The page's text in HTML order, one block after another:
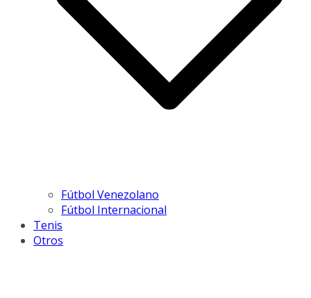
Fútbol Venezolano
Fútbol Internacional
Tenis
Otros